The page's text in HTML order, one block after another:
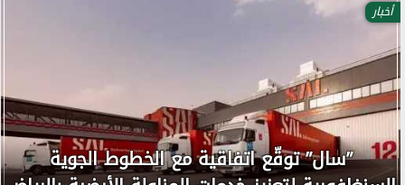
أخبار
”سال” توقّع اتفاقية مع الخطوط الجوية